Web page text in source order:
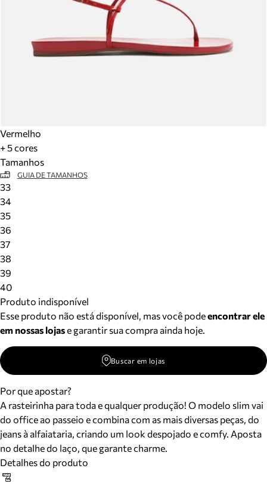
Vermelho
+ 5 cores
Tamanhos
GUIA DE TAMANHOS
33
34
35
36
37
38
39
40
Produto indisponível
Esse produto não está disponível, mas você podeencontrar ele
em nossas lojase garantir sua compra ainda hoje.
Buscar em lojas
Por que apostar?
A rasteirinha para toda e qualquer produção! O modelo slim vai
do office ao passeio e combina com as mais diversas peças, do
jeans à alfaiataria, criando um look despojado e comfy. Aposta
no detalhe do laço, que garante charme.
Detalhes do produto